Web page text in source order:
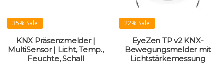
35% Sale
KNX Präsenzmelder |
MultiSensor | Licht, Temp.,
Feuchte, Schall
22% Sale
EyeZen TP v2 KNX-
Bewegungsmelder mit
Lichtstärkemessung